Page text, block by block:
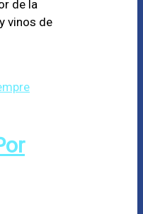
de la
vinos de